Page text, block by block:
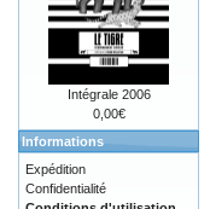
Intégrale 2006
0,00€
Informations
Expédition
Confidentialité